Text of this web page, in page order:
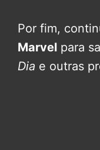
Por fim,
Marvel para
Dia e outras